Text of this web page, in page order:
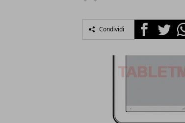
Condividi FacebookTwitter